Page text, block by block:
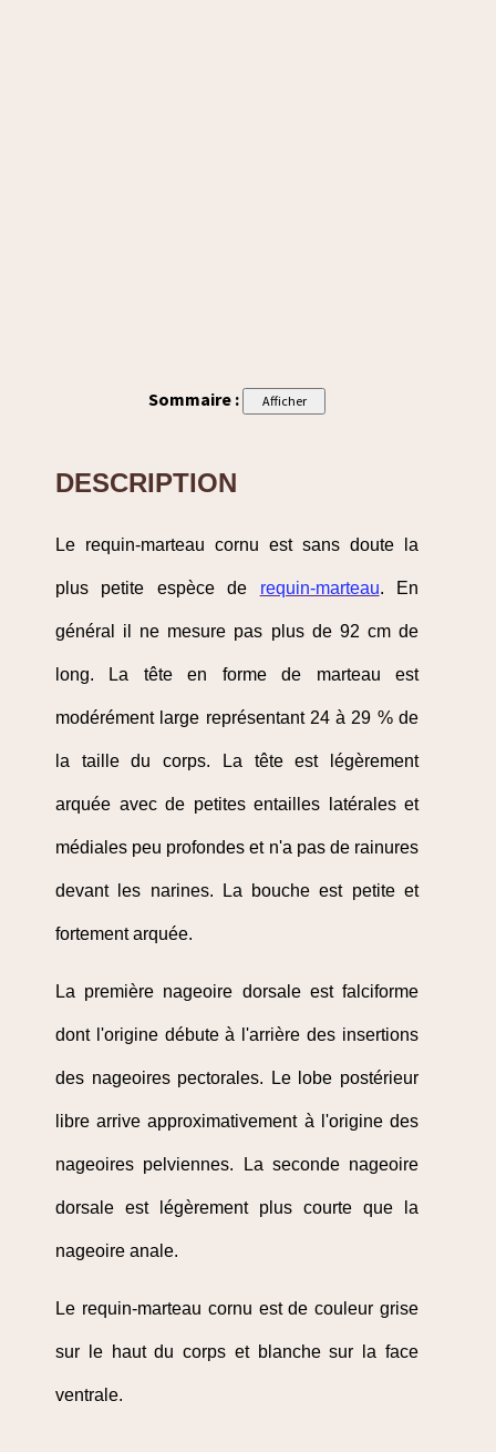
Sommaire :
DESCRIPTION
Le requin-marteau cornu est sans doute la
plus petite espèce de requin-marteau. En
général il ne mesure pas plus de 92 cm de
long. La tête en forme de marteau est
modérément large représentant 24 à 29 % de
la taille du corps. La tête est légèrement
arquée avec de petites entailles latérales et
médiales peu profondes et n'a pas de rainures
devant les narines. La bouche est petite et
fortement arquée.
La première nageoire dorsale est falciforme
dont l'origine débute à l'arrière des insertions
des nageoires pectorales. Le lobe postérieur
libre arrive approximativement à l'origine des
nageoires pelviennes. La seconde nageoire
dorsale est légèrement plus courte que la
nageoire anale.
Le requin-marteau cornu est de couleur grise
sur le haut du corps et blanche sur la face
ventrale.